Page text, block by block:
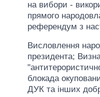
на вибори -
прямого
референдум з
Висловлення
президента;
блокада
ДУК та інших